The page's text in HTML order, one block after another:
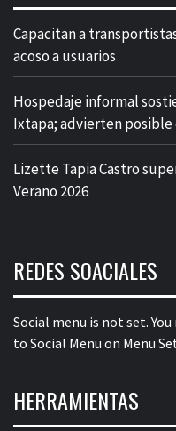
Capacitan a
acoso a usuarios
Hospedaje informal
Ixtapa; advierten posible
Lizette Tapia Castro
Verano 2026
REDES SOACIALES
Social menu is not set.
to Social Menu on Menu
HERRAMIENTAS